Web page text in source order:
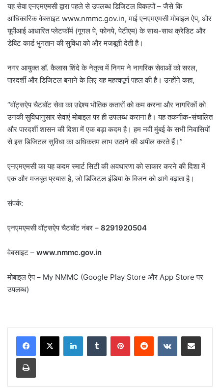
यह सेवा एनएमएमसी द्वारा पहले से उपलब्ध डिजिटल विकल्पों – जैसे कि
आधिकारिक वेबसाइट www.nmmc.gov.in, माई एनएमएमसी मोबाइल ऐप, और
यूपीआई आधारित प्लेटफॉर्म (गूगल पे, फोनपे, पेटीएम) के साथ-साथ क्रेडिट और
डेबिट कार्ड भुगतान की सुविधा को और मजबूती देती है।
नगर आयुक्त डॉ. कैलास शिंदे के नेतृत्व में निगम ने नागरिक सेवाओं को सरल,
पारदर्शी और डिजिटल बनाने के लिए यह महत्वपूर्ण पहल की है। उन्होंने कहा,
“वॉट्सऐप चैटबॉट सेवा का उद्देश्य भौतिक कतारों को कम करना और नागरिकों को
उनकी सुविधानुसार सेवाएं मोबाइल पर ही उपलब्ध कराना है। यह तकनीक-संचालित
और पारदर्शी शासन की दिशा में एक बड़ा कदम है। हम नवी मुंबई के सभी निवासियों
से इस डिजिटल सुविधा का अधिकतम लाभ उठाने की अपील करते हैं।”
एनएमएमसी का यह कदम स्मार्ट सिटी की अवधारणा को साकार करने की दिशा में
एक और मजबूत प्रयास है, जो डिजिटल इंडिया के विजन को आगे बढ़ाता है।
संपर्क:
एनएमएमसी वॉट्सऐप चैटबॉट नंबर – 8291920504
वेबसाइट – www.nmmc.gov.in
मोबाइल ऐप – My NMMC (Google Play Store और App Store पर
उपलब्ध)